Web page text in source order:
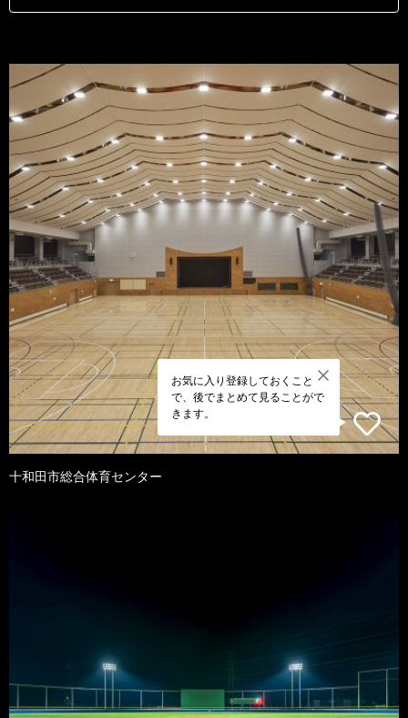
お気に入り登録しておくこと
で、後でまとめて見ることがで
きます。
十和田市総合体育センター